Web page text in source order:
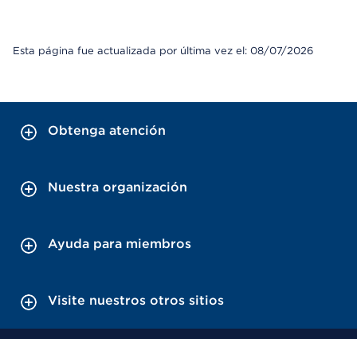
Esta página fue actualizada por última vez el: 08/07/2026
Obtenga atención
Nuestra organización
Ayuda para miembros
Visite nuestros otros sitios